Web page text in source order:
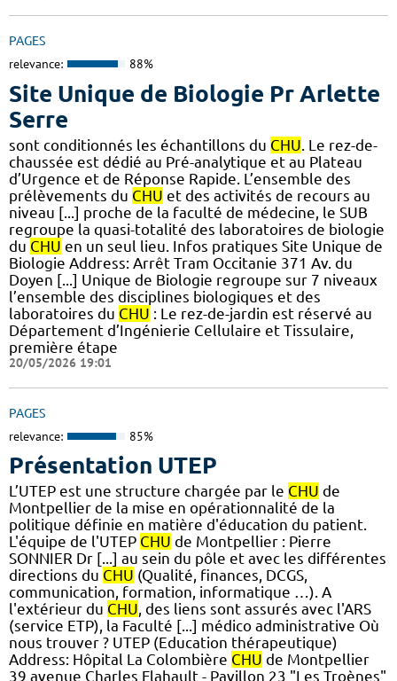
PAGES
relevance: 88%
Site Unique de Biologie Pr Arlette
Serre
sont conditionnés les échantillons du CHU . Le rez-de-
chaussée est dédié au Pré-analytique et au Plateau
d’Urgence et de Réponse Rapide. L’ensemble des
prélèvements du CHU et des activités de recours au
niveau [...] proche de la faculté de médecine, le SUB
regroupe la quasi-totalité des laboratoires de biologie
du CHU en un seul lieu. Infos pratiques Site Unique de
Biologie Address: Arrêt Tram Occitanie 371 Av. du
Doyen [...] Unique de Biologie regroupe sur 7 niveaux
l’ensemble des disciplines biologiques et des
laboratoires du CHU : Le rez-de-jardin est réservé au
Département d’Ingénierie Cellulaire et Tissulaire,
première étape
20/05/2026 19:01
PAGES
relevance: 85%
Présentation UTEP
L’UTEP est une structure chargée par le CHU de
Montpellier de la mise en opérationnalité de la
politique définie en matière d'éducation du patient.
L'équipe de l'UTEP CHU de Montpellier : Pierre
SONNIER Dr [...] au sein du pôle et avec les différentes
directions du CHU (Qualité, finances, DCGS,
communication, formation, informatique …). A
l'extérieur du CHU, des liens sont assurés avec l'ARS
(service ETP), la Faculté [...] médico administrative Où
nous trouver ? UTEP (Education thérapeutique)
Address: Hôpital La Colombière CHU de Montpellier
39 avenue Charles Flahault - Pavillon 23 "Les Troènes"